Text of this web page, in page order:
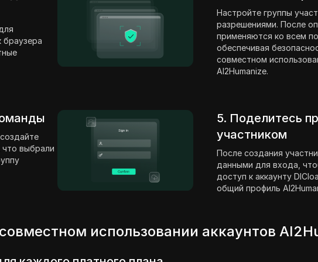
браузера
Настройте группы
разрешениями. После
применяются ко всем
обеспечивая
совместном
AI2Humanize.
что выбрали
5. Поделитесь
участником
После создания
данными для входа,
доступ к аккаунту
общий профиль
использовании аккаунтов